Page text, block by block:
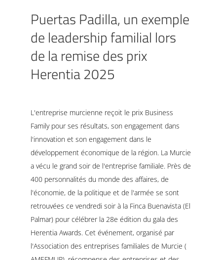
Puertas Padilla, un exemple
de leadership familial lors
de la remise des prix
Herentia 2025
L'entreprise murcienne reçoit le prix Business
Family pour ses résultats, son engagement dans
l'innovation et son engagement dans le
développement économique de la région. La Murcie
a vécu le grand soir de l'entreprise familiale. Près de
400 personnalités du monde des affaires, de
l'économie, de la politique et de l'armée se sont
retrouvées ce vendredi soir à la Finca Buenavista (El
Palmar) pour célébrer la 28e édition du gala des
Herentia Awards. Cet événement, organisé par
l'Association des entreprises familiales de Murcie (